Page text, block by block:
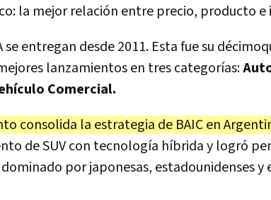
la mejor relación entre precio, producto e
se entregan desde 2011. Esta fue su
lanzamientos en tres categorías:
Comercial.
consolida la estrategia de BAIC en
de SUV con tecnología híbrida y logró
por japonesas, estadounidenses y